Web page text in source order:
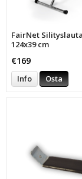
FairNet Silityslauta
124x39 cm
€169
Info Osta